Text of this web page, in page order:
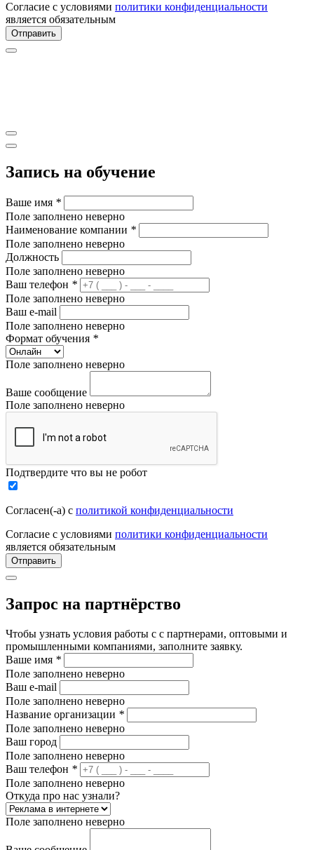
Согласие с условиями политики конфиденциальности
является обязательным
Отправить
Запись на обучение
Ваше имя *
Поле заполнено неверно
Наименование компании *
Поле заполнено неверно
Должность
Поле заполнено неверно
Ваш телефон *
Поле заполнено неверно
Ваш e-mail
Поле заполнено неверно
Формат обучения *
Поле заполнено неверно
Ваше сообщение
Поле заполнено неверно
Подтвердите что вы не робот
Согласен(-а) с политикой конфиденциальности
Согласие с условиями политики конфиденциальности
является обязательным
Отправить
Запрос на партнёрство
Чтобы узнать условия работы с с партнерами, оптовыми и
промышленными компаниями, заполните заявку.
Ваше имя *
Поле заполнено неверно
Ваш e-mail
Поле заполнено неверно
Название организации *
Поле заполнено неверно
Ваш город
Поле заполнено неверно
Ваш телефон *
Поле заполнено неверно
Откуда про нас узнали?
Поле заполнено неверно